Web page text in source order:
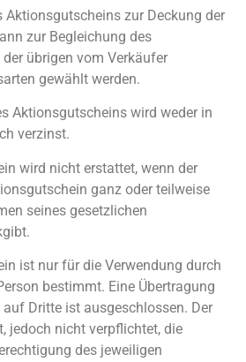
Aktionsgutscheins zur Deckung der
zur Begleichung des
übrigen vom Verkäufer
gewählt werden.
Aktionsgutscheins wird weder in
verzinst.
wird nicht erstattet, wenn der
ganz oder teilweise
seines gesetzlichen
ist nur für die Verwendung durch
bestimmt. Eine Übertragung
Dritte ist ausgeschlossen. Der
jedoch nicht verpflichtet, die
des jeweiligen